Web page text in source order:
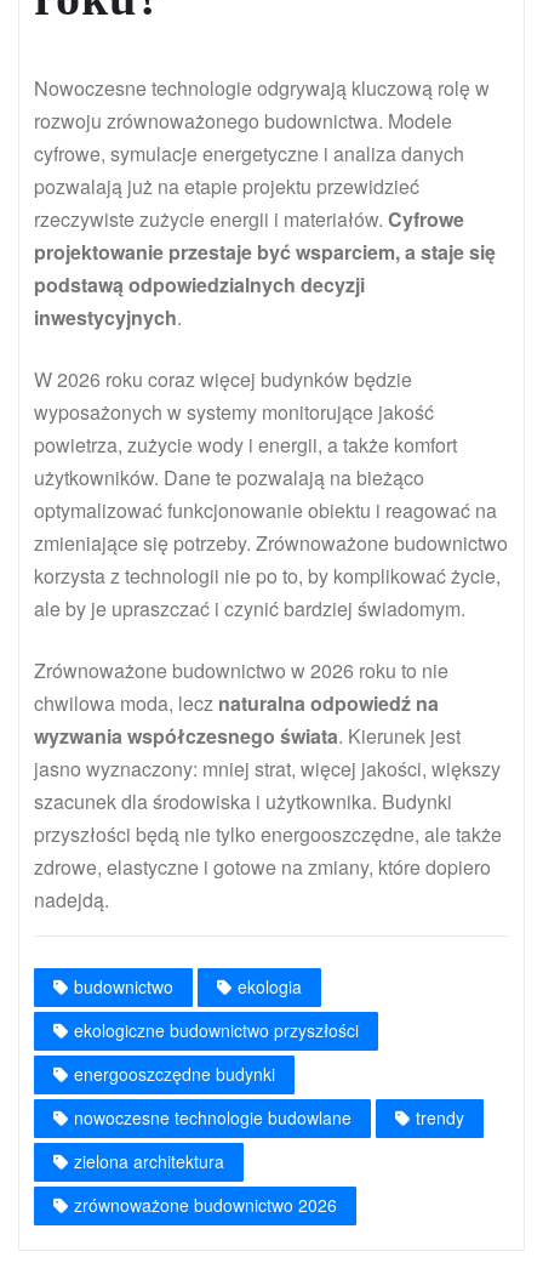
Nowoczesne technologie odgrywają kluczową rolę w
rozwoju zrównoważonego budownictwa. Modele
cyfrowe, symulacje energetyczne i analiza danych
pozwalają już na etapie projektu przewidzieć
rzeczywiste zużycie energii i materiałów. Cyfrowe
projektowanie przestaje być wsparciem, a staje się
podstawą odpowiedzialnych decyzji
inwestycyjnych.
W 2026 roku coraz więcej budynków będzie
wyposażonych w systemy monitorujące jakość
powietrza, zużycie wody i energii, a także komfort
użytkowników. Dane te pozwalają na bieżąco
optymalizować funkcjonowanie obiektu i reagować na
zmieniające się potrzeby. Zrównoważone budownictwo
korzysta z technologii nie po to, by komplikować życie,
ale by je upraszczać i czynić bardziej świadomym.
Zrównoważone budownictwo w 2026 roku to nie
chwilowa moda, lecz naturalna odpowiedź na
wyzwania współczesnego świata. Kierunek jest
jasno wyznaczony: mniej strat, więcej jakości, większy
szacunek dla środowiska i użytkownika. Budynki
przyszłości będą nie tylko energooszczędne, ale także
zdrowe, elastyczne i gotowe na zmiany, które dopiero
nadejdą.
budownictwo
ekologia
ekologiczne budownictwo przyszłości
energooszczędne budynki
nowoczesne technologie budowlane
trendy
zielona architektura
zrównoważone budownictwo 2026